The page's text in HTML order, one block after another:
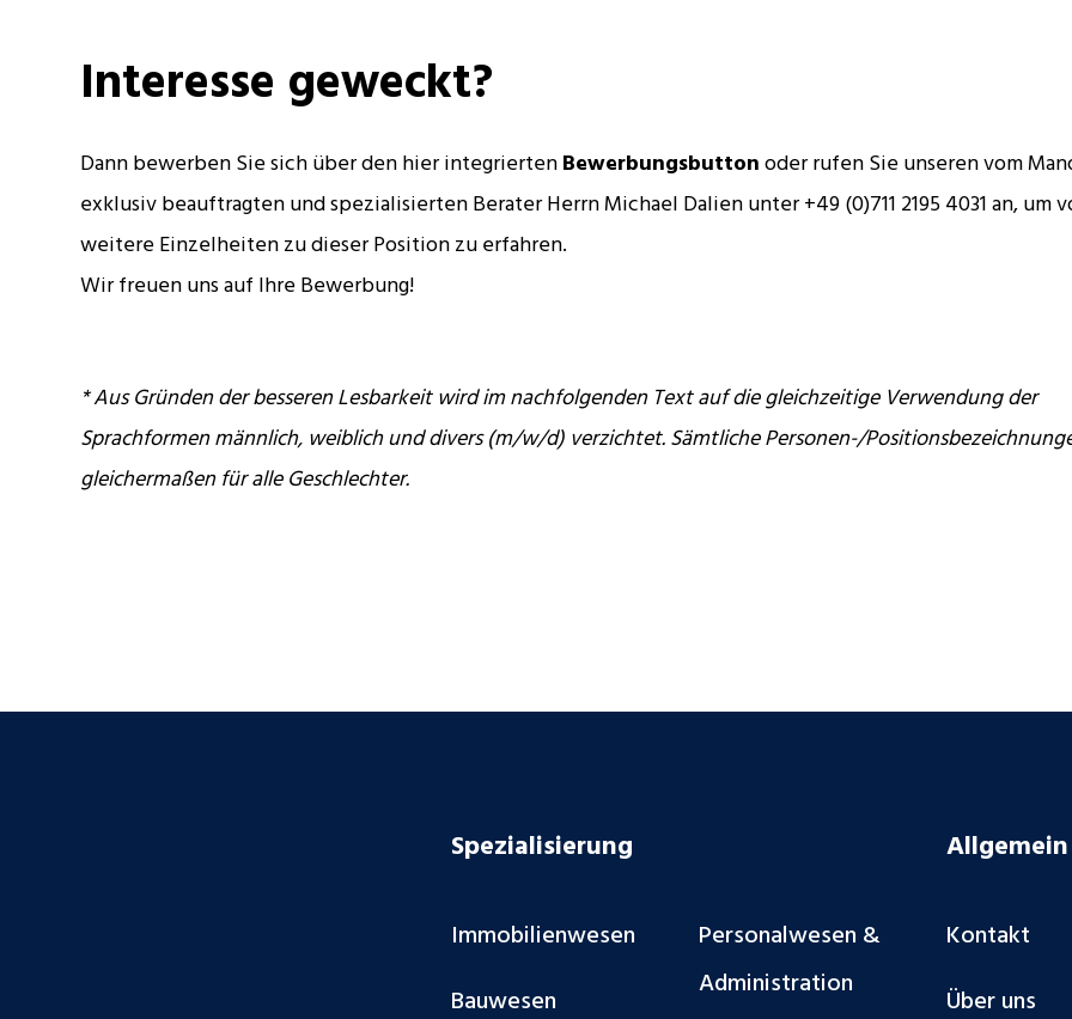
Interesse geweckt?
Dann bewerben Sie sich über den hier integriertenBewerbungsbuttonoder rufen Sie unseren vom
exklusiv beauftragten und spezialisierten Berater Herrn Michael Dalien unter +49 (0)711 2195 4031 an, um
weitere Einzelheiten zu dieser Position zu erfahren.
Wir freuen uns auf Ihre Bewerbung!
* Aus Gründen der besseren Lesbarkeit wird im nachfolgenden Text auf die gleichzeitige Verwendung der
Sprachformen männlich, weiblich und divers (m/w/d) verzichtet. Sämtliche Personen-/
gleichermaßen für alle Geschlechter.
Spezialisierung
Immobilienwesen
Bauwesen
Personalwesen &
Administration
Allgemein
Kontakt
Über uns